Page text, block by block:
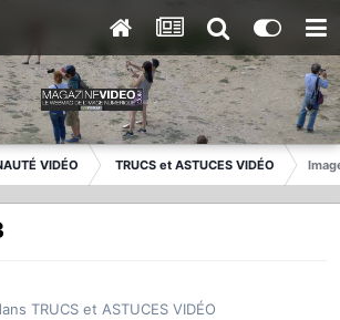
VIDÉO TRUCS et ASTUCES VIDÉO
TRUCS et ASTUCES VIDÉO